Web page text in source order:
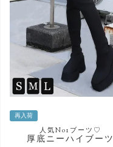
再入荷
人気No1ブーツ♡
厚底ニーハイブーツ